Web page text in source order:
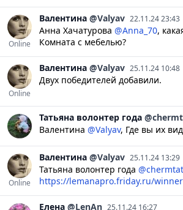
Online
Валентина @Valyav 22.11.24 23:43
Анна Хачатурова @Anna_70,
Комната с мебелью?
Online
Валентина @Valyav 25.11.24 10:48
Двух победителей добавили.
Татьяна волонтер года
Валентина @Valyav, Где вы их
Online
Валентина @Valyav 25.11.24 13:29
Татьяна волонтер года
https://lemanapro.friday.ru/
Елена @LenAn 25.11.24 16:27